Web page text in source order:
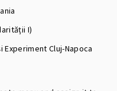
I)
Cluj-Napoca